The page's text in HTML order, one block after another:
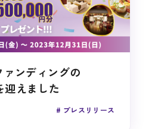
ンディングの
迎えました
プレスリリース